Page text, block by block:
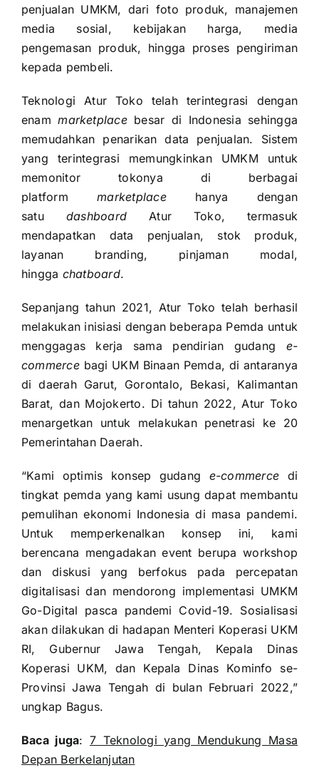
penjualan UMKM, dari foto produk, manajemen
media sosial, kebijakan harga, media
pengemasan produk, hingga proses pengiriman
kepada pembeli.
Teknologi Atur Toko telah terintegrasi dengan
enammarketplacebesar di Indonesia sehingga
memudahkan penarikan data penjualan. Sistem
yang terintegrasi memungkinkan UMKM untuk
memonitor tokonya di berbagai
platformmarketplacehanya dengan
satu dashboard Atur Toko, termasuk
mendapatkan data penjualan, stok produk,
layanan branding, pinjaman modal,
hingga chatboard.
Sepanjang tahun 2021, Atur Toko telah berhasil
melakukan inisiasi dengan beberapa Pemda untuk
menggagas kerja sama pendirian gudang e-
commerce bagi UKM Binaan Pemda, di antaranya
di daerah Garut, Gorontalo, Bekasi, Kalimantan
Barat, dan Mojokerto. Di tahun 2022, Atur Toko
menargetkan untuk melakukan penetrasi ke 20
Pemerintahan Daerah.
“Kami optimis konsep gudang e-commerce di
tingkat pemda yang kami usung dapat membantu
pemulihan ekonomi Indonesia di masa pandemi.
Untuk memperkenalkan konsep ini, kami
berencana mengadakan event berupa workshop
dan diskusi yang berfokus pada percepatan
digitalisasi dan mendorong implementasi UMKM
Go-Digital pasca pandemi Covid-19. Sosialisasi
akan dilakukan di hadapan Menteri Koperasi UKM
RI, Gubernur Jawa Tengah, Kepala Dinas
Koperasi UKM, dan Kepala Dinas Kominfo se-
Provinsi Jawa Tengah di bulan Februari 2022,”
ungkap Bagus.
Baca juga: 7 Teknologi yang Mendukung Masa
Depan Berkelanjutan